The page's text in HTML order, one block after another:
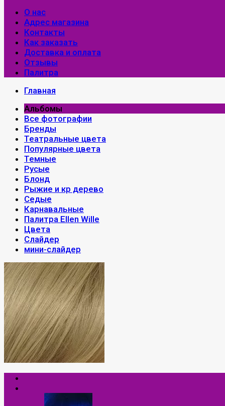
О нас
Адрес магазина
Контакты
Как заказать
Доставка и оплата
Отзывы
Палитра
Главная
Альбомы
Все фотографии
Бренды
Театральные цвета
Популярные цвета
Темные
Русые
Блонд
Рыжие и кр дерево
Седые
Карнавальные
Палитра Ellen Wille
Цвета
Слайдер
мини-слайдер